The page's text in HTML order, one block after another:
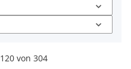
120 von 304